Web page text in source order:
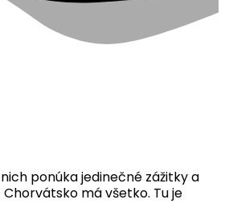
ponúka jedinečné zážitky a
má všetko. Tu je